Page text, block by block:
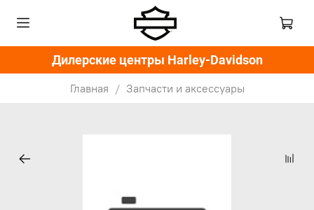
Дилерские центры Harley-Davidson
Главная Запчасти и аксессуары